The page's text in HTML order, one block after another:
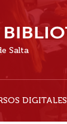
Salta
DIGITALES